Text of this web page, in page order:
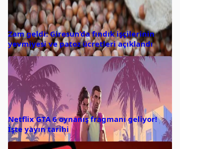
Zam geldi: Giresun’da fındık işçilerinin
yevmiyesi ve patoz ücretleri açıklandı
Netflix GTA 6 oynanış fragmanı geliyor!
İşte yayın tarihi